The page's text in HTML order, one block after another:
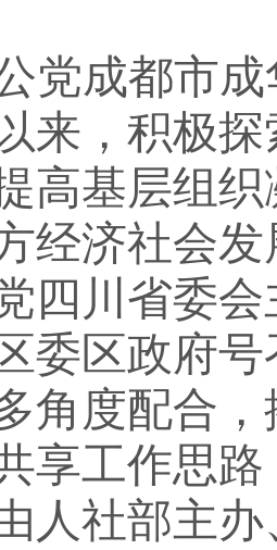
党成都市
来，积极
高基层组
经济社会
四川省委
委区政府
角度配合
享工作思
人社部主